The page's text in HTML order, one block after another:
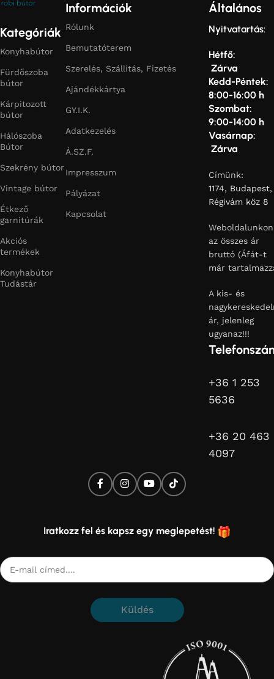
Kategóriák
Konyhabútor
Fürdőszoba
bútor
Kárpitozott
bútor
Hálószoba
Bútor
Szekrény bútor
Vintage bútor
Étkező
garnitúrák
Akciós
termékek
Konyhabútor
Tudástár
Információk
Rólunk
Bemutatóterem
Szerelés, Szállítás, Fizetés
Ajándékkártya
GY.I.K.
Adatkezelés
Á.SZ.F.
Impresszum
Pályázat
Kapcsolat
Általános
Nyitvatartás:
Hétfő:
Zárva
Kedd-Péntek:
8:00-16:00 h
Szombat:
9:00-14:00 h
Vasárnap:
Zárva
Címünk:
1174, Budapest,
Régivám köz 8
Weboldalunkon
az összes ár
bruttó (Áfát-t
már
A kis- és
ár, jelenleg
ugyanaz!!!
+36 1 253
5636
+36 20 463
4097
Iratkozz fel és kapsz egy meglepetést!
Küldés